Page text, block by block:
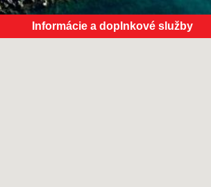
Informácie a doplnkové služby